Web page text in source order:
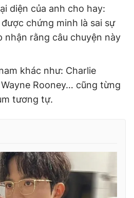
diện của anh cho hay:
chứng minh là sai sự
nhận rằng câu chuyện này
khác như: Charlie
Rooney… cũng từng
tương tự.